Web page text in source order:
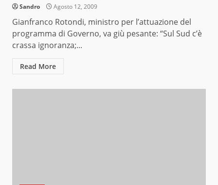
Sandro Agosto 12, 2009
Gianfranco Rotondi, ministro per l’attuazione del
programma di Governo, va giù pesante: “Sul Sud c’è
crassa ignoranza;...
Read More